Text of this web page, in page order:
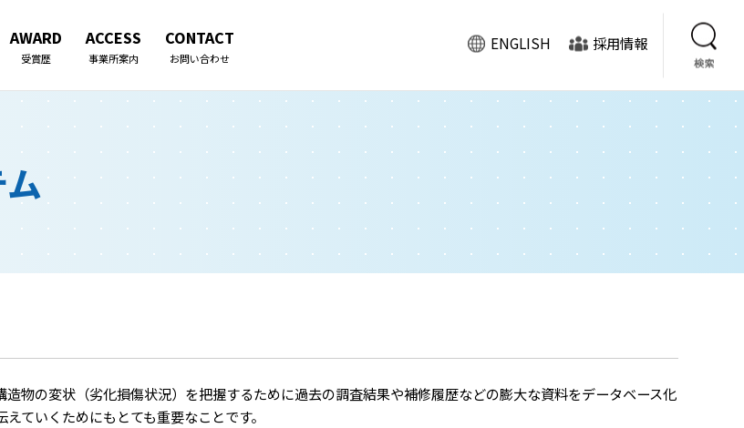
み
アクセス（各事業所）
ISO9001認証取得
業務内容 技術サービス 製品のご案内
AWARD
受賞歴
ACCESS
事業所案内
CONTACT
お問い合わせ
ENGLISH 採用情報
物の変状（劣化損傷状況）を把握するために過去の調査結果や補修履歴などの膨大な資料をデータベース化
ていくためにもとても重要なことです。